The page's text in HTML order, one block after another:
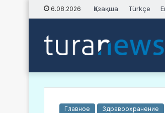
6.08.2026 Қазақша Türkçe
Главное Здравоохранение